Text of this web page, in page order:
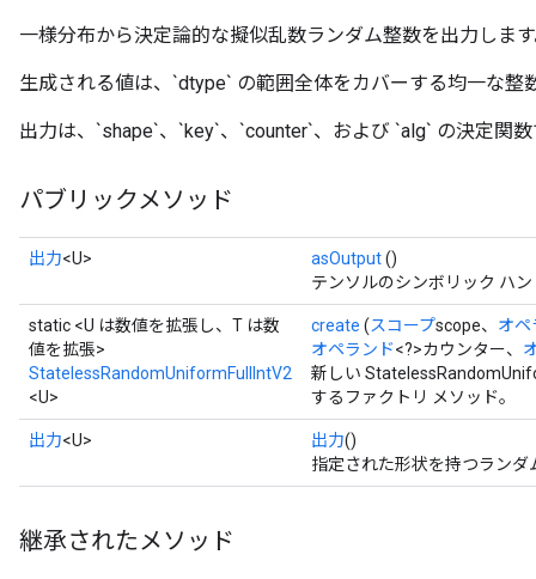
一様分布から決定論的な擬似乱数ランダム整数を出力しま
生成される値は、`dtype` の範囲全体をカバーする均一な整
出力は、`shape`、`key`、`counter`、および `alg` の決定関数
パブリックメソッド
出力<U> asOutput()
テンソルのシンボリック ハ
static <U は数値を拡張し、T は数
値を拡張>
StatelessRandomUniformFullIntV2
<U>
create (スコープscope、 オペ
オペランド<?>カウンター、
新しい
するファクトリ メソッド。
出力<U> 出力()
指定された形状を持つランダ
継承されたメソッド